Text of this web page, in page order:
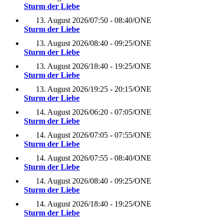
Sturm der Liebe
13. August 2026/07:50 - 08:40/ONE
Sturm der Liebe
13. August 2026/08:40 - 09:25/ONE
Sturm der Liebe
13. August 2026/18:40 - 19:25/ONE
Sturm der Liebe
13. August 2026/19:25 - 20:15/ONE
Sturm der Liebe
14. August 2026/06:20 - 07:05/ONE
Sturm der Liebe
14. August 2026/07:05 - 07:55/ONE
Sturm der Liebe
14. August 2026/07:55 - 08:40/ONE
Sturm der Liebe
14. August 2026/08:40 - 09:25/ONE
Sturm der Liebe
14. August 2026/18:40 - 19:25/ONE
Sturm der Liebe